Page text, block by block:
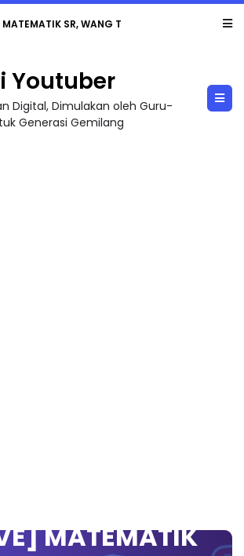
WANG TAHUN 6 OLEH CIKGU ANITA #ALLINONE #141 #...
Youtuber
Digital, Dimulakan oleh Guru-
Generasi Gemilang
MATEMATIK